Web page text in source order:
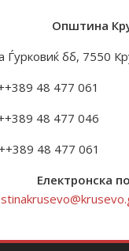
Општина
Ѓурковиќ бб, 7550
48 477 061
48 477 046
48 477 061
Електронска